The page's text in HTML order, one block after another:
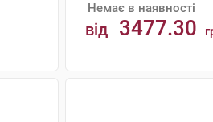
Немає в наявності
від 3477.30